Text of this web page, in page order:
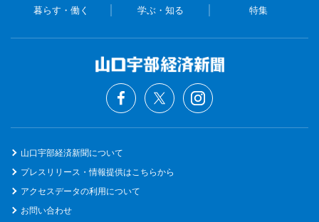
暮らす・働く 学ぶ・知る 特集
山口宇部経済新聞について
プレスリリース・情報提供はこちらから
アクセスデータの利用について
お問い合わせ